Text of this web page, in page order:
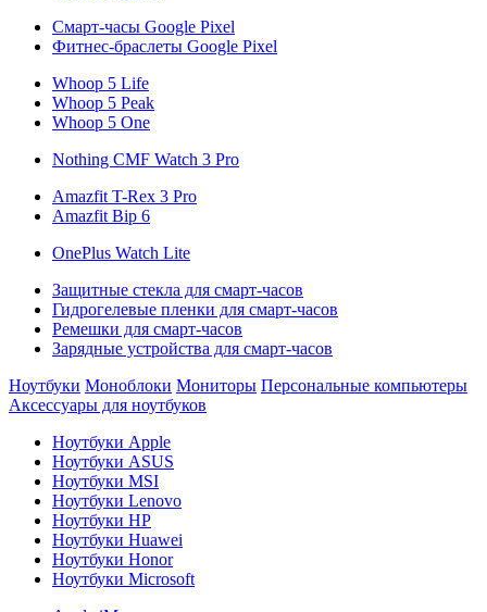
Смарт-часы Google Pixel
Фитнес-браслеты Google Pixel
Whoop 5 Life
Whoop 5 Peak
Whoop 5 One
Nothing CMF Watch 3 Pro
Amazfit T-Rex 3 Pro
Amazfit Bip 6
OnePlus Watch Lite
Защитные стекла для смарт-часов
Гидрогелевые пленки для смарт-часов
Ремешки для смарт-часов
Зарядные устройства для смарт-часов
Ноутбуки Моноблоки Мониторы Персональные компьютеры
Аксессуары для ноутбуков
Ноутбуки Apple
Ноутбуки ASUS
Ноутбуки MSI
Ноутбуки Lenovo
Ноутбуки HP
Ноутбуки Huawei
Ноутбуки Honor
Ноутбуки Microsoft